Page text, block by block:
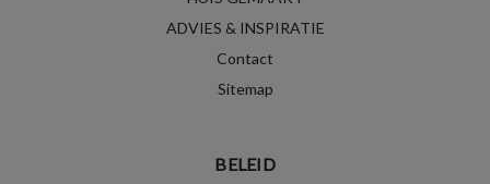
ADVIES & INSPIRATIE
Contact
Sitemap
BELEID